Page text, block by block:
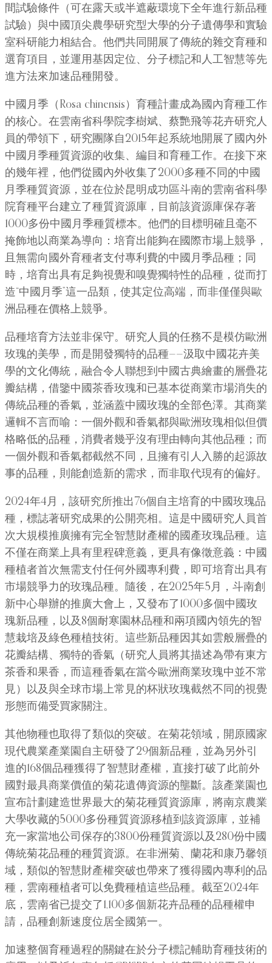
間試驗條件（可在露天或半遮蔽環境下全年進行新品種
試驗）與中國頂尖農學研究型大學的分子遺傳學和實驗
室科研能力相結合。他們共同開展了傳統的雜交育種和
選育項目，並運用基因定位、分子標記和人工智慧等先
進方法來加速品種開發。
中國月季（Rosa chinensis）育種計畫成為國內育種工作
的核心。在雲南省科學院李樹斌、蔡艷飛等花卉研究人
員的帶領下，研究團隊自2015年起系統地開展了國內外
中國月季種質資源的收集、編目和育種工作。在接下來
的幾年裡，他們從國內外收集了2000多種不同的中國
月季種質資源，並在位於昆明成功區斗南的雲南省科學
院育種平台建立了種質資源庫，目前該資源庫保存著
1000多份中國月季種質標本。他們的目標明確且毫不
掩飾地以商業為導向：培育出能夠在國際市場上競爭，
且無需向國外育種者支付專利費的中國月季品種；同
時，培育出具有足夠視覺和嗅覺獨特性的品種，從而打
造“中國月季”這一品類，使其定位高端，而非僅僅與歐
洲品種在價格上競爭。
品種培育方法並非保守。研究人員的任務不是模仿歐洲
玫瑰的美學，而是開發獨特的品種——汲取中國花卉美
學的文化傳統，融合令人聯想到中國古典繪畫的層疊花
瓣結構，借鑒中國茶香玫瑰和已基本從商業市場消失的
傳統品種的香氣，並涵蓋中國玫瑰的全部色澤。其商業
邏輯不言而喻：一個外觀和香氣都與歐洲玫瑰相似但價
格略低的品種，消費者幾乎沒有理由轉向其他品種；而
一個外觀和香氣都截然不同，且擁有引人入勝的起源故
事的品種，則能創造新的需求，而非取代現有的偏好。
2024年4月，該研究所推出76個自主培育的中國玫瑰品
種，標誌著研究成果的公開亮相。這是中國研究人員首
次大規模推廣擁有完全智慧財產權的國產玫瑰品種。這
不僅在商業上具有里程碑意義，更具有像徵意義：中國
種植者首次無需支付任何外國專利費，即可培育出具有
市場競爭力的玫瑰品種。隨後，在2025年5月，斗南創
新中心舉辦的推廣大會上，又發布了1000多個中國玫
瑰新品種，以及8個耐寒園林品種和兩項國內領先的智
慧栽培及綠色種植技術。這些新品種因其如雲般層疊的
花瓣結構、獨特的香氣（研究人員將其描述為帶有東方
茶香和果香，而這種香氣在當今歐洲商業玫瑰中並不常
見）以及與全球市場上常見的杯狀玫瑰截然不同的視覺
形態而備受買家關注。
其他物種也取得了類似的突破。在菊花領域，開原國家
現代農業產業園自主研發了29個新品種，並為另外引
進的168個品種獲得了智慧財產權，直接打破了此前外
國對最具商業價值的菊花遺傳資源的壟斷。該產業園也
宣布計劃建造世界最大的菊花種質資源庫，將南京農業
大學收藏的5000多份種質資源移植到該資源庫，並補
充一家當地公司保存的3800份種質資源以及280份中國
傳統菊花品種的種質資源。在非洲菊、蘭花和康乃馨領
域，類似的智慧財產權突破也帶來了獲得國內專利的品
種，雲南種植者可以免費種植這些品種。截至2024年
底，雲南省已提交了1,100多個新花卉品種的品種權申
請，品種創新速度位居全國第一。
加速整個育種過程的關鍵在於分子標記輔助育種技術的